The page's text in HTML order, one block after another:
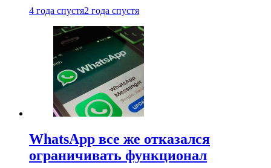
4 года спустя2 года спустя
WhatsApp все же отказался
ограничивать функционал